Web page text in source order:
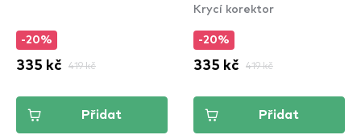
-20%
335 kč 419 kč
Přidat
Krycí korektor
-20%
335 kč 419 kč
Přidat